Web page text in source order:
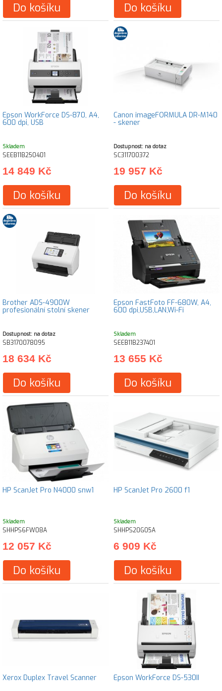
Do košíku Do košíku
Epson WorkForce DS-870, A4,
600 dpi, USB
Skladem
SEEB11B250401
14 849 Kč
Do košíku
Canon imageFORMULA DR-M140
- skener
Dostupnost: na dotaz
SC311700372
19 957 Kč
Do košíku
Brother ADS-4900W
profesionální stolní skener
Dostupnost: na dotaz
SB3170078095
18 634 Kč
Do košíku
Epson FastFoto FF-680W, A4,
600 dpi,USB,LAN,Wi-Fi
Skladem
SEEB11B237401
13 655 Kč
Do košíku
HP ScanJet Pro N4000 snw1
Skladem
SHHPS6FW08A
12 057 Kč
Do košíku
HP ScanJet Pro 2600 f1
Skladem
SHHPS20G05A
6 909 Kč
Do košíku
Xerox Duplex Travel Scanner Epson WorkForce DS-530II